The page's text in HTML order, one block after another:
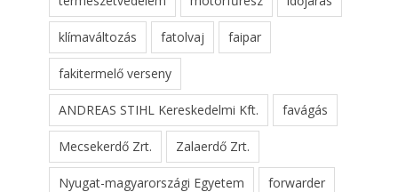
klímaváltozás fatolvaj faipar
fakitermelő verseny
ANDREAS STIHL Kereskedelmi Kft. favágás
Mecsekerdő Zrt. Zalaerdő Zrt.
Nyugat-magyarországi Egyetem forwarder